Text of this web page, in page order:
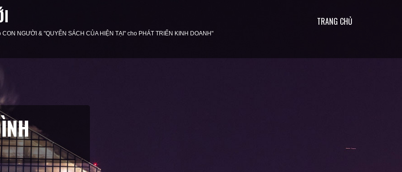
NGƯỜI & "QUYỂN SÁCH CỦA HIỆN TẠI" cho PHÁT TRIỂN KINH DOANH"
TRANG CHỦ